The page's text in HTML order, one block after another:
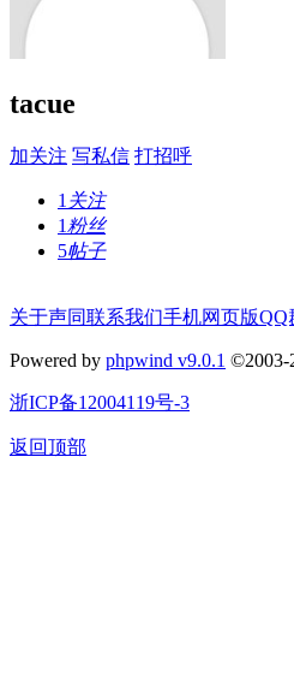
tacue
加关注 写私信 打招呼
1 关注
1 粉丝
5帖子
关于声同联系我们手机网页版QQ
Powered by phpwind v9.0.1 ©2003-
浙ICP备12004119号-3
返回顶部